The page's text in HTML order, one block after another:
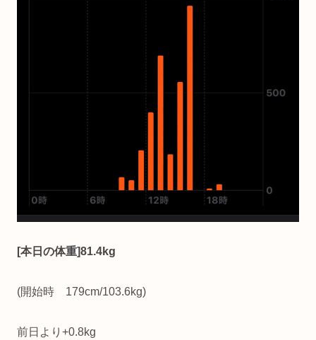
[本日の体重]81.4kg
(開始時 179cm/103.6kg)
前日より+0.8kg